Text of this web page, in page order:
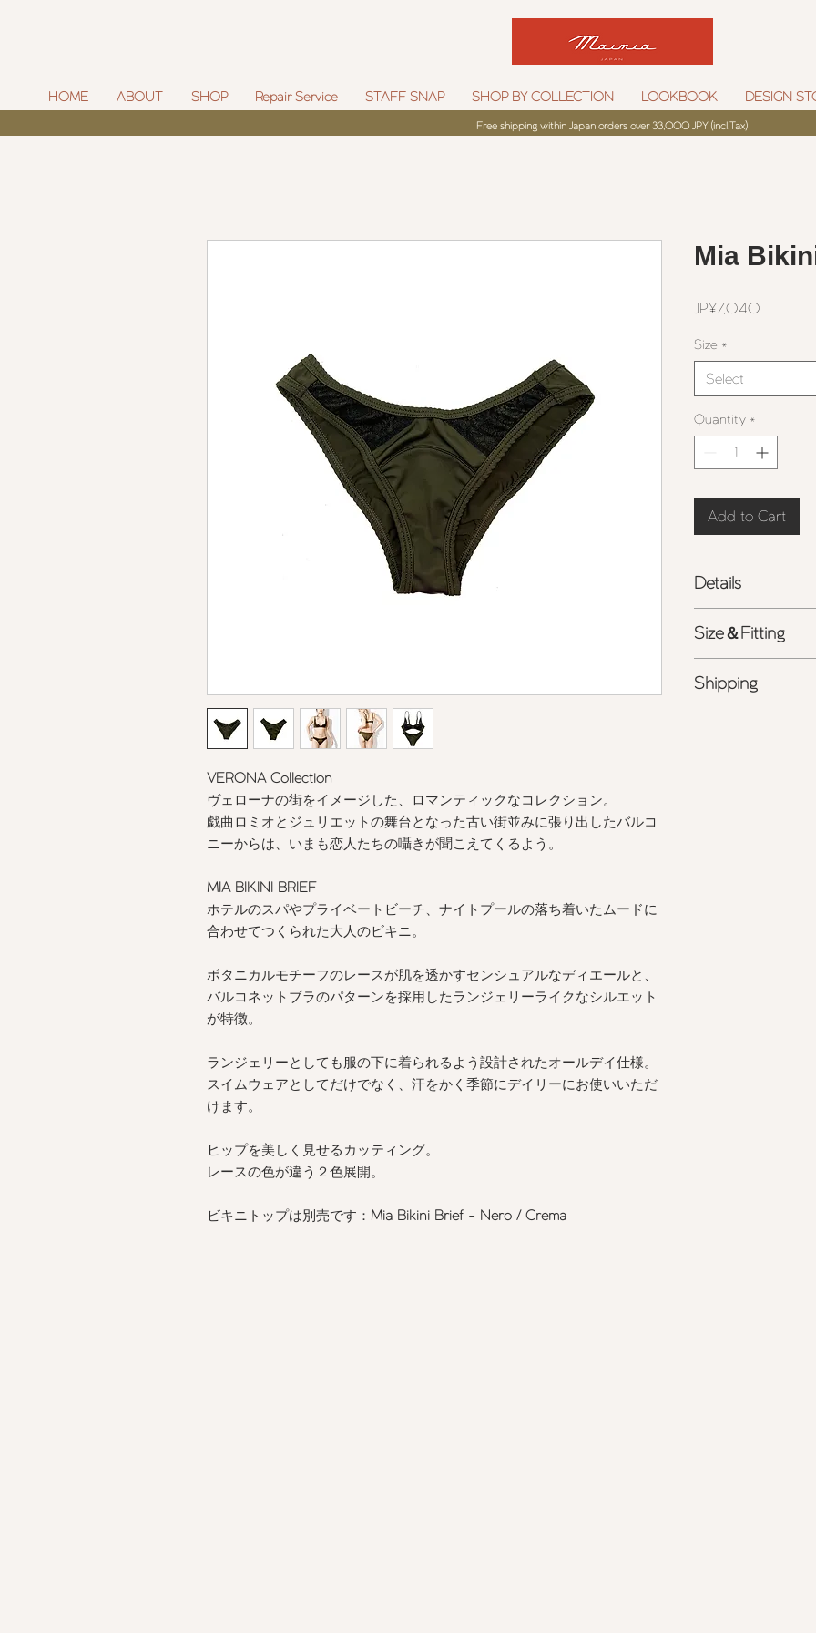
HOME ABOUT SHOP Repair Service STAFF SNAP SHOP BY COLLECTION LOOKBOOK DESIGN
VERONA Collection
ヴェローナの街をイメージした、ロマンティックなコレクション。
戯曲ロミオとジュリエットの舞台となった古い街並みに張り出したバルコ
ニーからは、いまも恋人たちの囁きが聞こえてくるよう。
MIA BIKINI BRIEF
ホテルのスパやプライベートビーチ、ナイトプールの落ち着いたムードに
合わせてつくられた大人のビキニ。
ボタニカルモチーフのレースが肌を透かすセンシュアルなディエールと、
バルコネットブラのパターンを採用したランジェリーライクなシルエット
が特徴。
ランジェリーとしても服の下に着られるよう設計されたオールデイ仕様。
スイムウェアとしてだけでなく、汗をかく季節にデイリーにお使いいただ
けます。
ヒップを美しく見せるカッティング。
レースの色が違う２色展開。
ビキニトップは別売です： Mia Bikini Brief - Nero / Crema
Mia
JP¥7,040
Size *
Select
Quantity *
Add to Cart
Details
- 日本製レース
ポリエステル
Size＆Fitting
タイル
Shipping
Free shipping within Japan orders over 33,000 JPY (incl,Tax)